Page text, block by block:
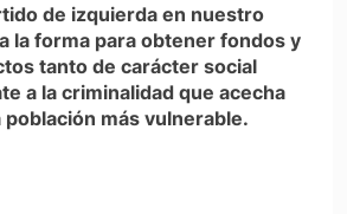
de izquierda en nuestro
la forma para obtener fondos y
tanto de carácter social
a la criminalidad que acecha
más vulnerable.